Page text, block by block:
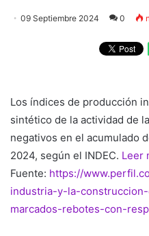
09 Septiembre 2024 0
Los índices de producción
sintético de la actividad de
negativos en el acumulado
2024, según el INDEC. Leer
Fuente: https://
industria-y-la-
marcados-rebotes-con-